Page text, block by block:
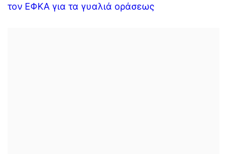
τον ΕΦΚΑ για τα γυαλιά οράσεως